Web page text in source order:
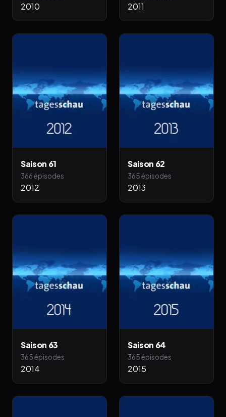
2010 2011
Saison 61
366 épisodes
2012
Saison 62
365 épisodes
2013
Saison 63
365 épisodes
2014
Saison 64
365 épisodes
2015